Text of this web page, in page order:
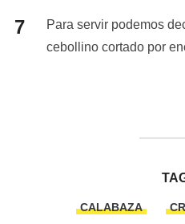
Para servir podemos
cebollino cortado por
CALABAZA